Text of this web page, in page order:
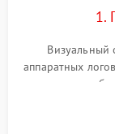
Влага и
1.
Визуальный
аппаратных
питания и